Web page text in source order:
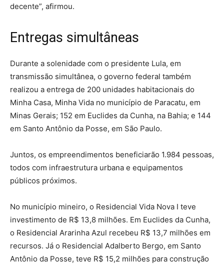
decente”, afirmou.
Entregas simultâneas
Durante a solenidade com o presidente Lula, em
transmissão simultânea, o governo federal também
realizou a entrega de 200 unidades habitacionais do
Minha Casa, Minha Vida no município de Paracatu, em
Minas Gerais; 152 em Euclides da Cunha, na Bahia; e 144
em Santo Antônio da Posse, em São Paulo.
Juntos, os empreendimentos beneficiarão 1.984 pessoas,
todos com infraestrutura urbana e equipamentos
públicos próximos.
No município mineiro, o Residencial Vida Nova I teve
investimento de R$ 13,8 milhões. Em Euclides da Cunha,
o Residencial Ararinha Azul recebeu R$ 13,7 milhões em
recursos. Já o Residencial Adalberto Bergo, em Santo
Antônio da Posse, teve R$ 15,2 milhões para construção